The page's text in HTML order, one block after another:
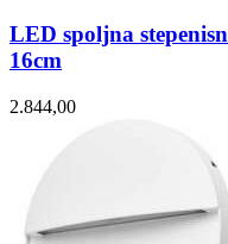
LED spoljna
16cm
2.844,00